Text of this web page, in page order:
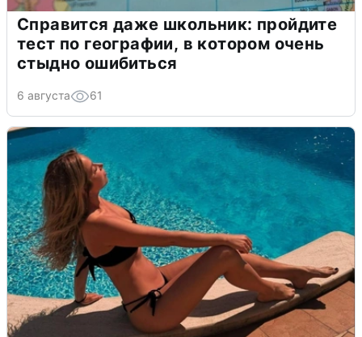
Справится даже школьник: пройдите
тест по географии, в котором очень
стыдно ошибиться
6 августа 61